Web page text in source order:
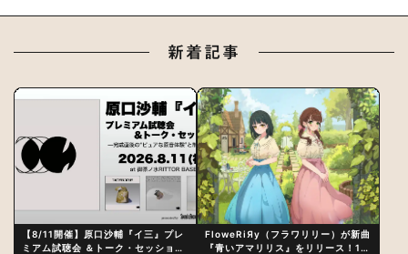
新着記事
【8/11開催】原口沙輔『イ三』プレ
ミアム試聴会 ＆トーク・セッション
FloweRiЯy（フラワリリー）が新曲
『青いアマリリス』をリリース！1st